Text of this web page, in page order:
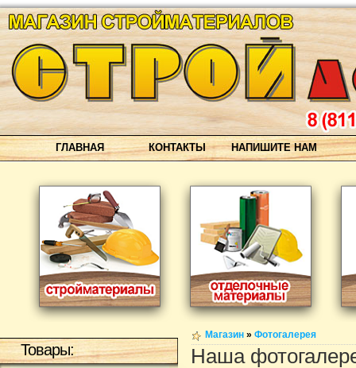
ГЛАВНАЯ КОНТАКТЫ НАПИШИТЕ НАМ
Магазин » Фотогалерея
Наша
Товары: